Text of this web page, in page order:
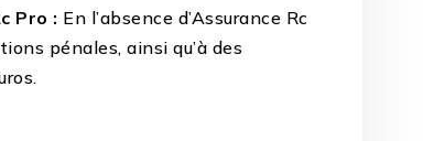
Pro : En l’absence d’Assurance Rc
pénales, ainsi qu’à des